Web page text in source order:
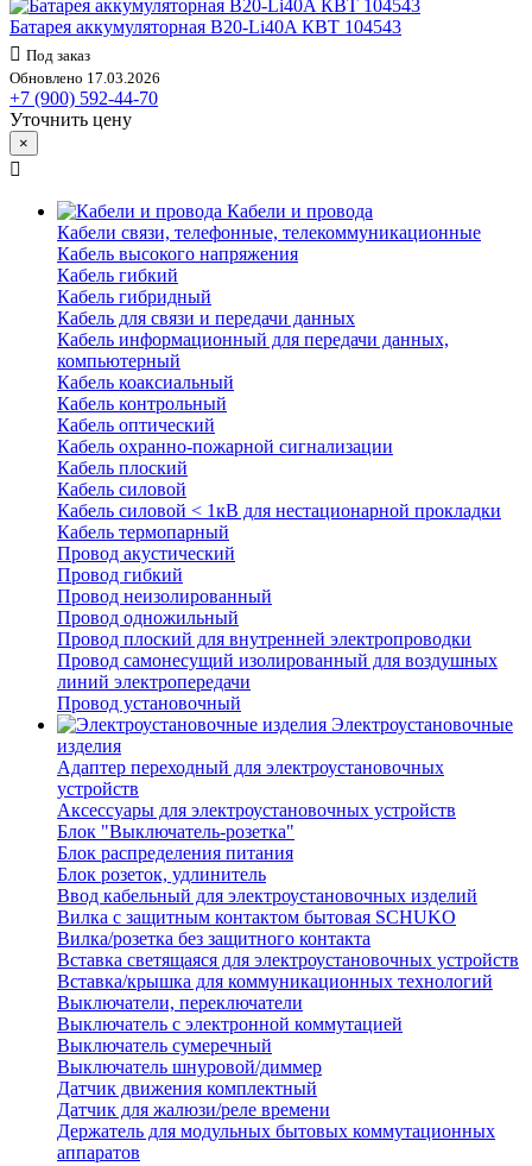
Батарея аккумуляторная B20-Li40A КВТ 104543
Под заказ
Обновлено 17.03.2026
+7 (900) 592-44-70
Уточнить цену
×
Кабели и провода
Кабели связи, телефонные, телекоммуникационные
Кабель высокого напряжения
Кабель гибкий
Кабель гибридный
Кабель для связи и передачи данных
Кабель информационный для передачи данных,
компьютерный
Кабель коаксиальный
Кабель контрольный
Кабель оптический
Кабель охранно-пожарной сигнализации
Кабель плоский
Кабель силовой
Кабель силовой < 1кВ для нестационарной прокладки
Кабель термопарный
Провод акустический
Провод гибкий
Провод неизолированный
Провод одножильный
Провод плоский для внутренней электропроводки
Провод самонесущий изолированный для воздушных
линий электропередачи
Провод установочный
Электроустановочные
изделия
Адаптер переходный для электроустановочных
устройств
Аксессуары для электроустановочных устройств
Блок "Выключатель-розетка"
Блок распределения питания
Блок розеток, удлинитель
Ввод кабельный для электроустановочных изделий
Вилка с защитным контактом бытовая SCHUKO
Вилка/розетка без защитного контакта
Вставка светящаяся для электроустановочных устройств
Вставка/крышка для коммуникационных технологий
Выключатели, переключатели
Выключатель с электронной коммутацией
Выключатель сумеречный
Выключатель шнуровой/диммер
Датчик движения комплектный
Датчик для жалюзи/реле времени
Держатель для модульных бытовых коммутационных
аппаратов